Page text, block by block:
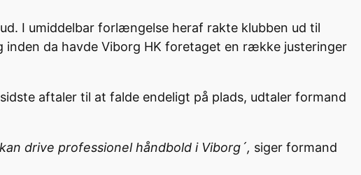
I umiddelbar forlængelse heraf rakte klubben ud til
da havde Viborg HK foretaget en række justeringer
aftaler til at falde endeligt på plads, udtaler formand
drive professionel håndbold i Viborg´, siger formand